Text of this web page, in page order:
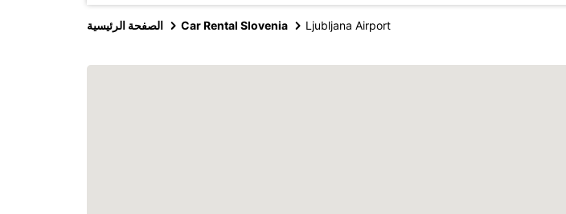
الصفحة الرئيسية Car Rental Slovenia Ljubljana Airport